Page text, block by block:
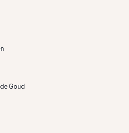
Goud